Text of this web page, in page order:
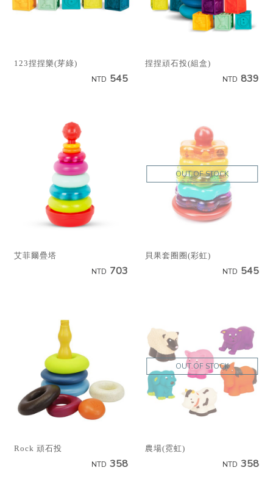
123捏捏樂(芽綠)
NTD 545
捏捏頑石投(組盒)
NTD 839
艾菲爾疊塔
NTD 703
OUT OF STOCK
貝果套圈圈(彩虹)
NTD 545
Rock 頑石投
NTD 358
OUT OF STOCK
農場(霓虹)
NTD 358